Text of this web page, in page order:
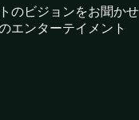
のビジョンをお聞かせ
エンターテイメント